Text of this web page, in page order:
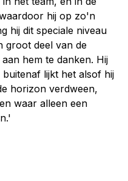
hij op zo'n
hij dit speciale niveau
groot deel van de
hem te danken. Hij
lijkt het alsof hij
horizon verdween,
waar alleen een